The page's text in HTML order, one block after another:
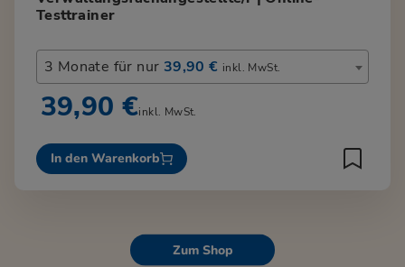
Testtrainer
3 Monate für nur 39,90 € inkl. MwSt.
39,90 €inkl. MwSt.
In den Warenkorb
Zum Shop